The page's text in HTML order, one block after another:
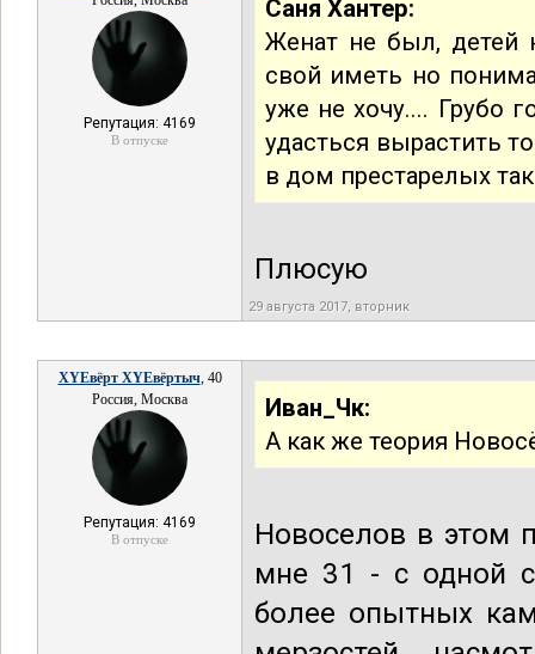
Репутация: 4169
В отпуске
Саня Хантер:
Женат не был, детей
свой иметь но
уже не хочу....
удасться вырастить
в дом престарелых
Плюсую
29 августа 2017, вторник
XYEвёрт XYEвёртыч, 40
Россия, Москва
Репутация: 4169
В отпуске
Иван_Чк:
А как же теория
Новоселов в этом
мне 31 - с одной
более опытных